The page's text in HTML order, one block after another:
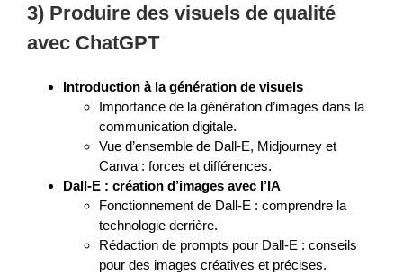
3) Produire des visuels de qualité
avec ChatGPT
Introduction à la génération de visuels
Importance de la génération d’images dans la
communication digitale.
Vue d’ensemble de Dall-E, Midjourney et
Canva : forces et différences.
Dall-E : création d’images avec l’IA
Fonctionnement de Dall-E : comprendre la
technologie derrière.
Rédaction de prompts pour Dall-E : conseils
pour des images créatives et précises.